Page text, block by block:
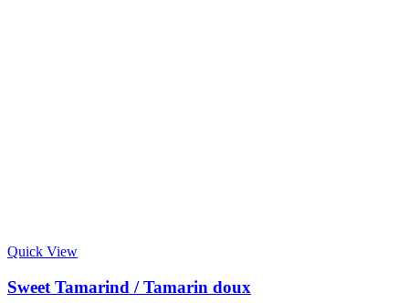
Quick View
Sweet Tamarind / Tamarin doux